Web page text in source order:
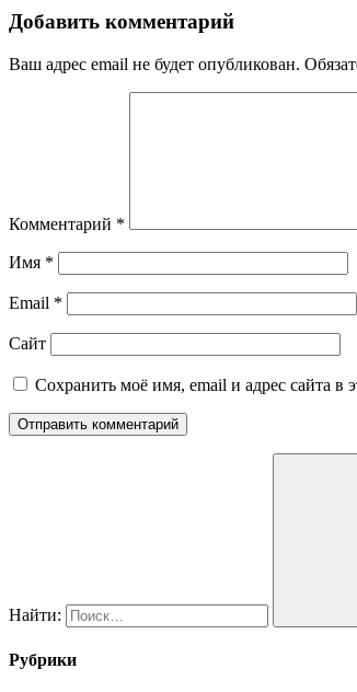
Добавить комментарий
Ваш адрес email не будет опубликован.
Комментарий *
Имя *
Email *
Сайт
Сохранить моё имя, email и адрес сайта в
Найти:
Рубрики